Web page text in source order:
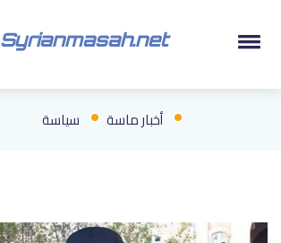
Syrianmasah.net
أخبار ماسة سياسة